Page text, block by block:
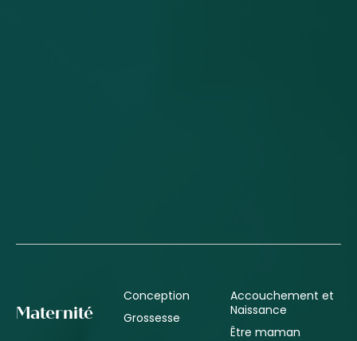
Maternité
Conception
Grossesse
Accouchement et
Naissance
Être maman